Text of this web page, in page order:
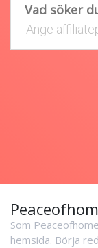
Vad söker
Som
hemsida. Börja